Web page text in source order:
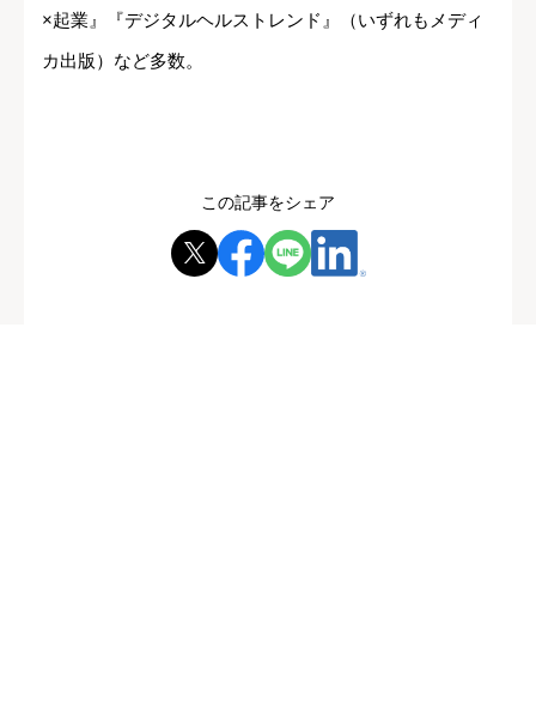
×起業』『デジタルヘルストレンド』（いずれもメディ
カ出版）など多数。
この記事をシェア